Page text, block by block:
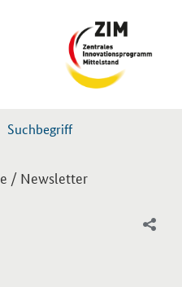
STARTEN
/ Newsletter